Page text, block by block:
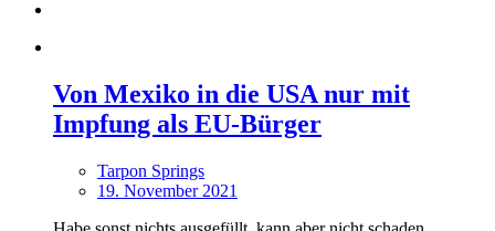
Von Mexiko in die USA nur mit
Impfung als EU-Bürger
Tarpon Springs
19. November 2021